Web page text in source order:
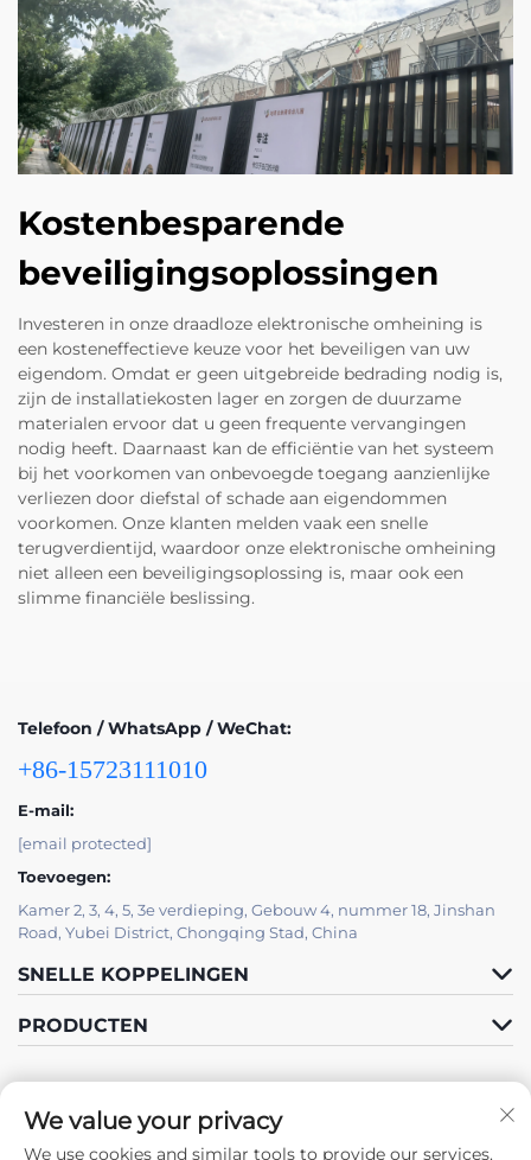
Kostenbesparende
beveiligingsoplossingen
Investeren in onze draadloze elektronische omheining is
een kosteneffectieve keuze voor het beveiligen van uw
eigendom. Omdat er geen uitgebreide bedrading nodig is,
zijn de installatiekosten lager en zorgen de duurzame
materialen ervoor dat u geen frequente vervangingen
nodig heeft. Daarnaast kan de efficiëntie van het systeem
bij het voorkomen van onbevoegde toegang aanzienlijke
verliezen door diefstal of schade aan eigendommen
voorkomen. Onze klanten melden vaak een snelle
terugverdientijd, waardoor onze elektronische omheining
niet alleen een beveiligingsoplossing is, maar ook een
slimme financiële beslissing.
Telefoon / WhatsApp / WeChat:
+86-15723111010
E-mail:
[email protected]
Toevoegen:
Kamer 2, 3, 4, 5, 3e verdieping, Gebouw 4, nummer 18, Jinshan
Road, Yubei District, Chongqing Stad, China
SNELLE KOPPELINGEN
PRODUCTEN
We value your privacy
We use cookies and similar tools to provide our services.